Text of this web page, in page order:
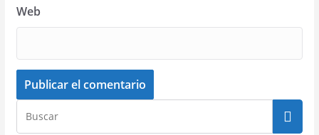
Web